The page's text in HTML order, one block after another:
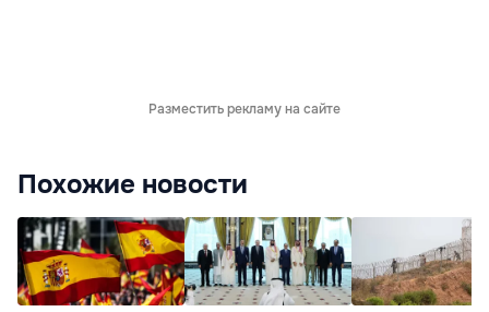
Разместить рекламу на сайте
Похожие новости